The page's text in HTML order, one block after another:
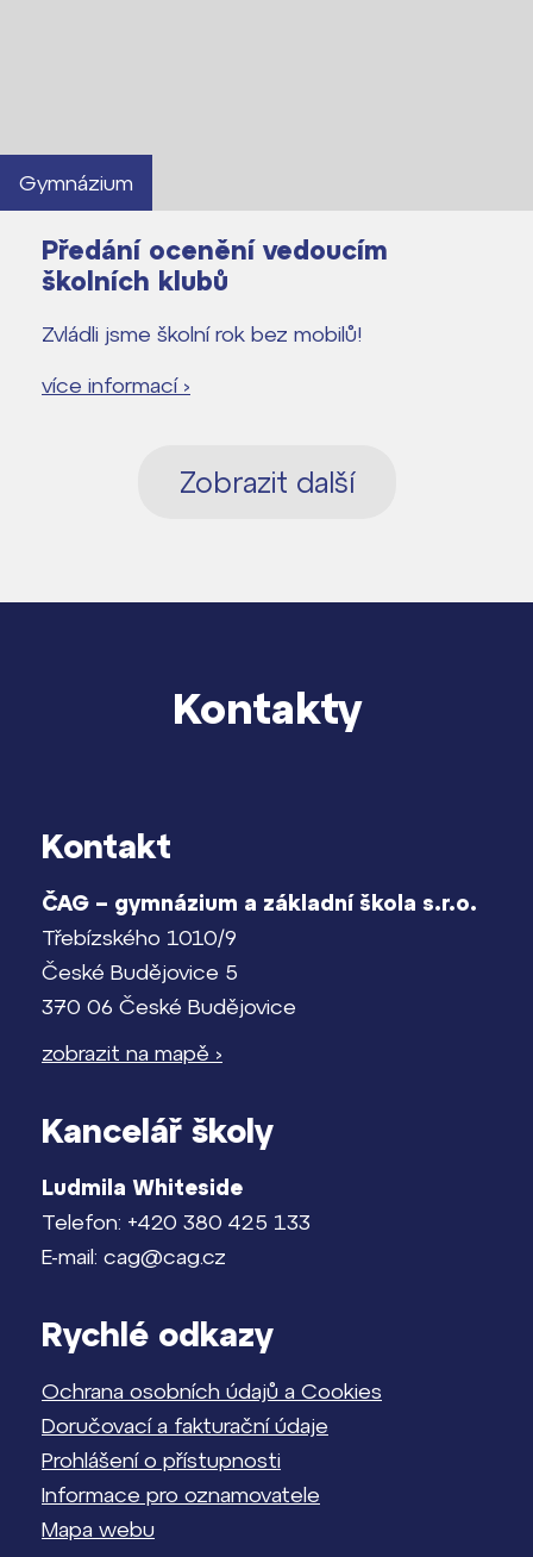
Gymnázium
Předání ocenění vedoucím
školních klubů
Zvládli jsme školní rok bez mobilů!
více informací ›
Zobrazit další
Kontakty
Kontakt
ČAG – gymnázium a základní škola s.r.o.
Třebízského 1010/9
České Budějovice 5
370 06 České Budějovice
zobrazit na mapě ›
Kancelář školy
Ludmila Whiteside
Telefon: +420 380 425 133
E-mail: cag@cag.cz
Rychlé odkazy
Ochrana osobních údajů a Cookies
Doručovací a fakturační údaje
Prohlášení o přístupnosti
Informace pro oznamovatele
Mapa webu